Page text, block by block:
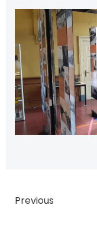
Bericht
Previous